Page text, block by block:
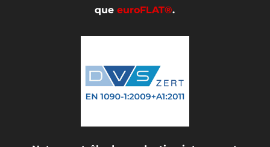
queeuroFLAT®.